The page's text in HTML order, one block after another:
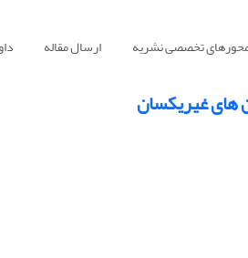
تخصصی نشریه ارسال مقاله
های غیریکسان